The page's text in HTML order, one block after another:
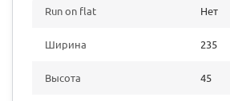
Run on flat Нет
Ширина 235
Высота 45